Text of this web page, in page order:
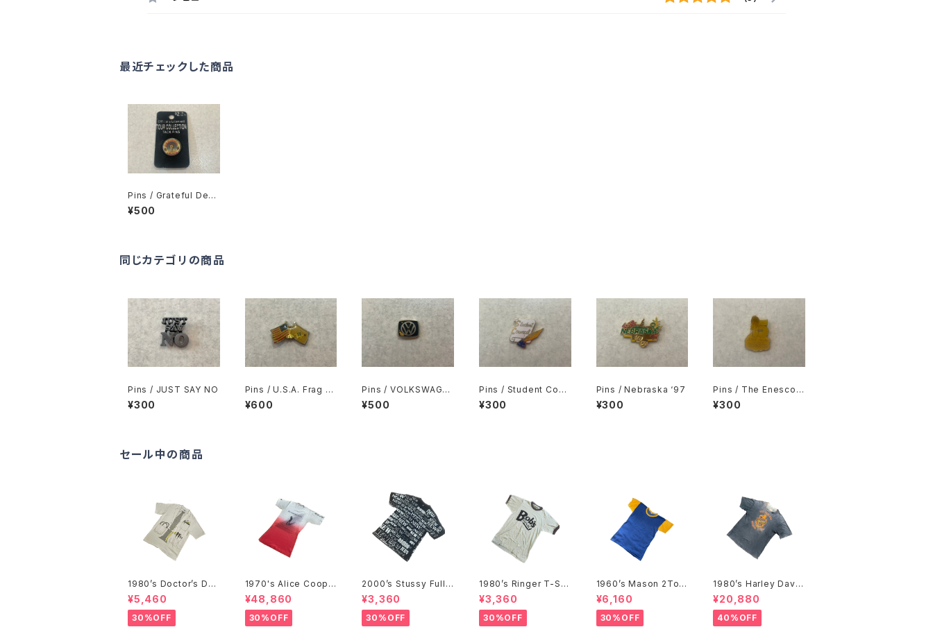
最近チェックした商品
Pins / Grateful Dea
d (Dead Stock)
¥500
同じカテゴリの商品
Pins / JUST SAY NO
¥300
Pins / U.S.A. Frag &
Freemason’s Frag
¥600
Pins / VOLKSWAGE
N
¥500
Pins / Student Coun
cil
¥300
Pins / Nebraska ‘97
¥300
Pins / The Enesco P
recious Moments C
ollectors Club 5 ye
¥300
セール中の商品
1980’s Doctor’s Des
ign Trompe-l'œil T-
Shirts -1980年代 騙
し絵Tシャツ-
¥5,460
30%OFF
1970's Alice Coope
r T-Shirts -1970年代
アリス・クーパーTシャ
ツ-
¥48,860
30%OFF
2000’s Stussy Full
Print T-Shirts -2000
年代 ステューシー フル
プリントTシャツ-
¥3,360
30%OFF
1980’s Ringer T-Shi
rts - 1980年代 リンガ
ーTシャツ-
¥3,360
30%OFF
1960’s Mason 2Ton
e T-Shirts -1960年
代 メイソン 2トーンTシ
ャツ-
¥6,160
30%OFF
1980’s Harley David
son T-Shirts -1980
年代 ハーレー・ダビッド
ソン Tシャツ-
¥20,880
40%OFF